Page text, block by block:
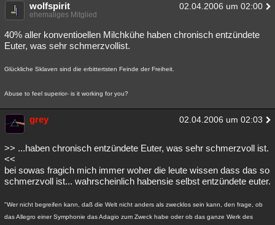
wolfspirit 02.04.2006 um 02:00
ehemaliges Mitglied
40% aller konventioellen Milchkühe haben chronisch entzündete
Euter, was sehr schmerzvollist.
Glückliche Sklaven sind die erbittertsten Feinde der Freiheit.
Abuse to feel superior- is it working for you?
grey 02.04.2006 um 02:03
>> ...haben chronisch entzündete Euter, was sehr schmerzvoll ist.
<<
bei sowas fragich mich immer woher die leute wissen dass das so
schmerzvoll ist... wahrscheinlich habensie selbst entzündete euter.
"Wer nicht begreifen kann, daß die Welt nicht anders als zwecklos sein kann, den frage, ob
das Allegro einer Symphonie das Adagio zum Zweck habe oder ob das ganze Werk des